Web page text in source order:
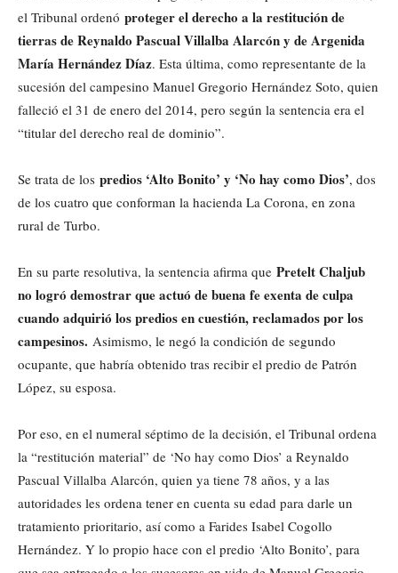
el Tribunal ordenó proteger el derecho a la restitución de
tierras de Reynaldo Pascual Villalba Alarcón y de Argenida
María Hernández Díaz. Esta última, como representante de la
sucesión del campesino Manuel Gregorio Hernández Soto, quien
falleció el 31 de enero del 2014, pero según la sentencia era el
“titular del derecho real de dominio”.
Se trata de los predios ‘Alto Bonito’ y ‘No hay como Dios’, dos
de los cuatro que conforman la hacienda La Corona, en zona
rural de Turbo.
En su parte resolutiva, la sentencia afirma que Pretelt Chaljub
no logró demostrar que actuó de buena fe exenta de culpa
cuando adquirió los predios en cuestión, reclamados por los
campesinos. Asimismo, le negó la condición de segundo
ocupante, que habría obtenido tras recibir el predio de Patrón
López, su esposa.
Por eso, en el numeral séptimo de la decisión, el Tribunal ordena
la “restitución material” de ‘No hay como Dios’ a Reynaldo
Pascual Villalba Alarcón, quien ya tiene 78 años, y a las
autoridades les ordena tener en cuenta su edad para darle un
tratamiento prioritario, así como a Farides Isabel Cogollo
Hernández. Y lo propio hace con el predio ‘Alto Bonito’, para